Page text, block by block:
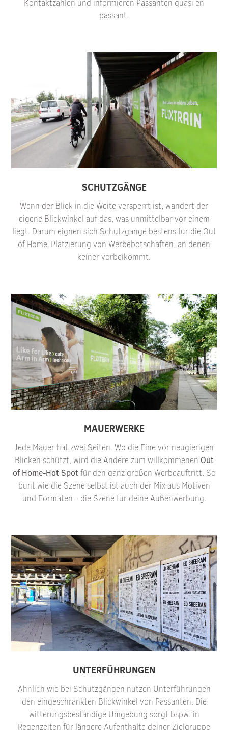
Kontaktzahlen und informieren Passanten quasi en
passant.
SCHUTZGÄNGE
Wenn der Blick in die Weite versperrt ist, wandert der
eigene Blickwinkel auf das, was unmittelbar vor einem
liegt. Darum eignen sich Schutzgänge bestens für die Out
of Home-Platzierung von Werbebotschaften, an denen
keiner vorbeikommt.
MAUERWERKE
Jede Mauer hat zwei Seiten. Wo die Eine vor neugierigen
Blicken schützt, wird die Andere zum willkommenen Out
of Home-Hot Spotfür den ganz großen Werbeauftritt. So
bunt wie die Szene selbst ist auch der Mix aus Motiven
und Formaten - die Szene für deine Außenwerbung.
UNTERFÜHRUNGEN
Ähnlich wie bei Schutzgängen nutzen Unterführungen
den eingeschränkten Blickwinkel von Passanten. Die
witterungsbeständige Umgebung sorgt bspw. in
Regenzeiten für längere Aufenthalte deiner Zielgruppe